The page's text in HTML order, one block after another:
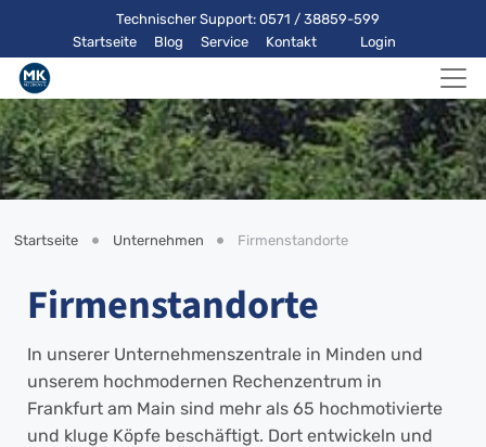
Technischer Support: 0571 / 38859-599
Startseite
Blog Service Kontakt Login
Startseite Unternehmen Firmenstandorte
Firmenstandorte
In unserer Unternehmenszentrale in Minden und
unserem hochmodernen Rechenzentrum in
Frankfurt am Main sind mehr als 65 hochmotivierte
und kluge Köpfe beschäftigt. Dort entwickeln und